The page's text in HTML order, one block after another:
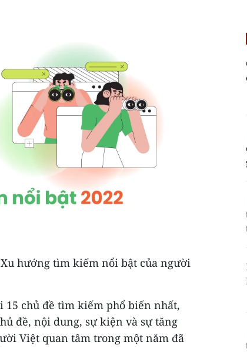
Xu hướng tìm kiếm nổi bật của người
15 chủ đề tìm kiếm phổ biến nhất,
đề, nội dung, sự kiện và sự tăng
Việt quan tâm trong một năm đã